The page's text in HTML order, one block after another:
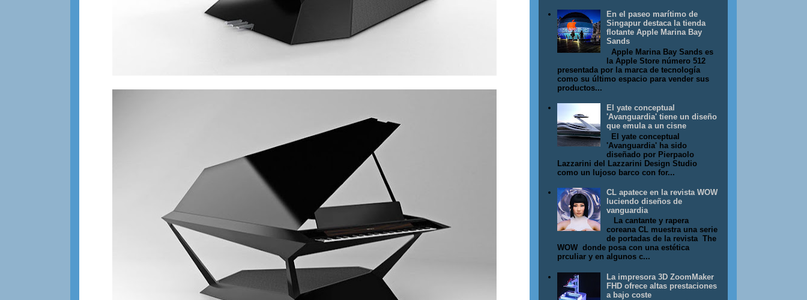
En el paseo marítimo de
Singapur destaca la tienda
flotante Apple Marina Bay
Sands
Apple Marina Bay Sands es
la Apple Store número 512
presentada por la marca de tecnología
como su último espacio para vender sus
productos...
El yate conceptual
'Avanguardia' tiene un diseño
que emula a un cisne
El yate conceptual
'Avanguardia' ha sido
diseñado por Pierpaolo
Lazzarini del Lazzarini Design Studio
como un lujoso barco con for...
CL apatece en la revista WOW
luciendo diseños de
vanguardia
La cantante y rapera
coreana CL muestra una serie
de portadas de la revista The
WOW donde posa con una estética
prculiar y en algunos c...
La impresora 3D ZoomMaker
FHD ofrece altas prestaciones
a bajo coste